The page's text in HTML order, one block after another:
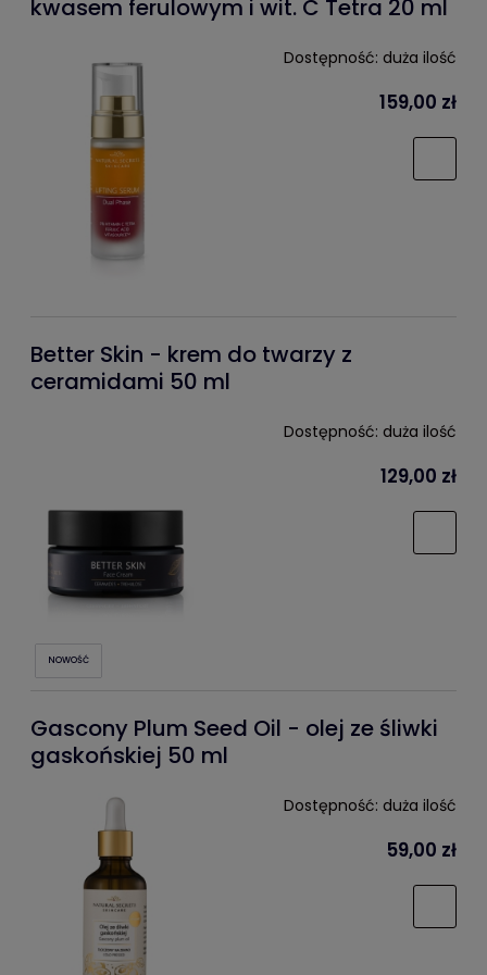
kwasem ferulowym i wit. C Tetra 20 ml
Dostępność: duża ilość
159,00 zł
Better Skin - krem do twarzy z
ceramidami 50 ml
Dostępność: duża ilość
129,00 zł
NOWOŚĆ
Gascony Plum Seed Oil - olej ze śliwki
gaskońskiej 50 ml
Dostępność: duża ilość
59,00 zł